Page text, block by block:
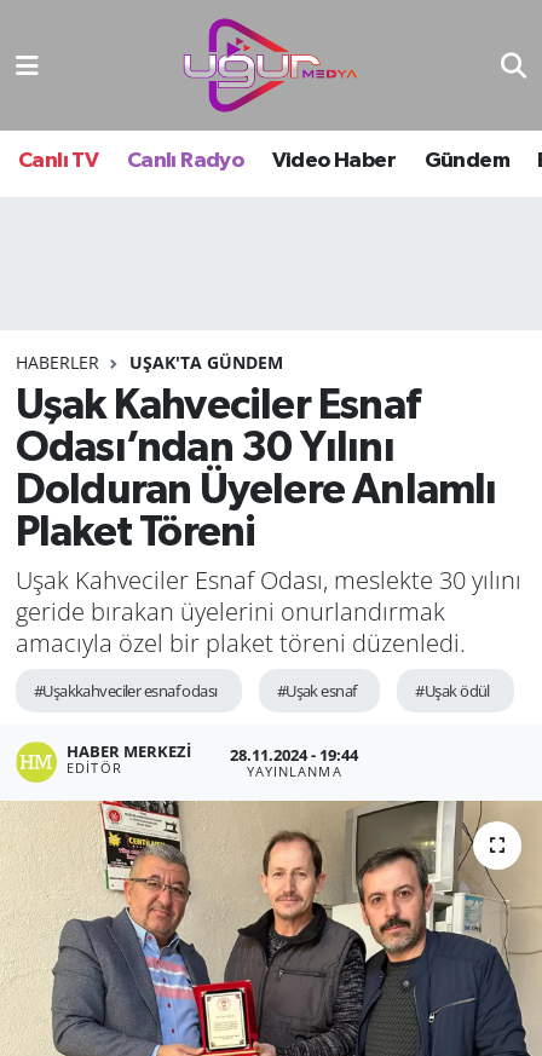
Canlı TV Canlı Radyo Video Haber Gündem
HABERLER UŞAK'TA GÜNDEM
Uşak Kahveciler Esnaf
Odası’ndan 30 Yılını
Dolduran Üyelere Anlamlı
Plaket Töreni
Uşak Kahveciler Esnaf Odası, meslekte 30 yılını
geride bırakan üyelerini onurlandırmak
amacıyla özel bir plaket töreni düzenledi.
#Uşakkahveciler esnaf odası #Uşak esnaf #Uşak ödül
HABER MERKEZI
EDITÖR
28.11.2024 - 19:44
YAYINLANMA
Nöbetçi Eczaneler
Hava Durumu
Tüm Manşetler
Son Dakika Haberleri
Haber Arşivi